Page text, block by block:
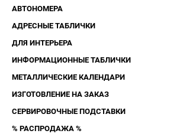
АВТОНОМЕРА
АДРЕСНЫЕ ТАБЛИЧКИ
ДЛЯ ИНТЕРЬЕРА
ИНФОРМАЦИОННЫЕ ТАБЛИЧКИ
МЕТАЛЛИЧЕСКИЕ КАЛЕНДАРИ
ИЗГОТОВЛЕНИЕ НА ЗАКАЗ
СЕРВИРОВОЧНЫЕ ПОДСТАВКИ
% РАСПРОДАЖА %